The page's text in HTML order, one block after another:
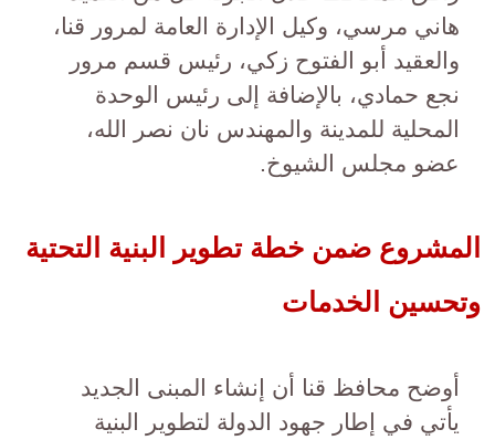
هاني مرسي، وكيل الإدارة العامة لمرور قنا،
والعقيد أبو الفتوح زكي، رئيس قسم مرور
نجع حمادي، بالإضافة إلى رئيس الوحدة
المحلية للمدينة والمهندس نان نصر الله،
عضو مجلس الشيوخ.
المشروع ضمن خطة تطوير البنية التحتية
وتحسين الخدمات
أوضح محافظ قنا أن إنشاء المبنى الجديد
يأتي في إطار جهود الدولة لتطوير البنية